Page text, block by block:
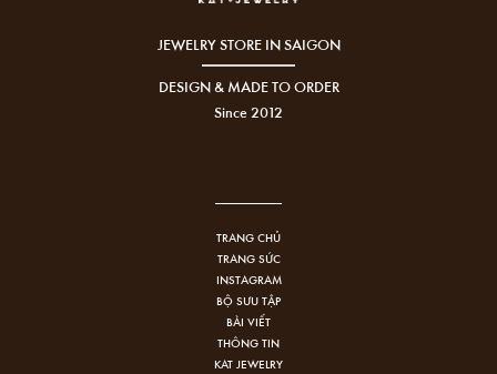
JEWELRY STORE IN SAIGON
DESIGN & MADE TO ORDER
Since 2012
TRANG CHỦ
TRANG SỨC
INSTAGRAM
BỘ SƯU TẬP
BÀI VIẾT
THÔNG TIN
KAT JEWELRY